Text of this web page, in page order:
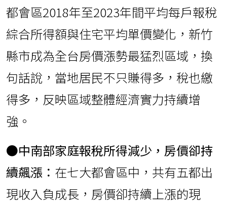
都會區2018年至2023年間平均每戶報稅
綜合所得額與住宅平均單價變化，新竹
縣市成為全台房價漲勢最猛烈區域，換
句話說，當地居民不只賺得多，稅也繳
得多，反映區域整體經濟實力持續增
強。
●中南部家庭報稅所得減少，房價卻持
續飆漲： 在七大都會區中，共有五都出
現收入負成長，房價卻持續上漲的現